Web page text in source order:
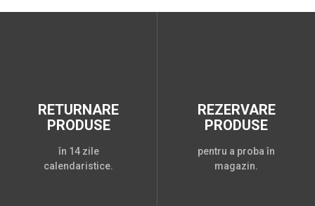
RETURNARE
PRODUSE
în 14 zile
calendaristice.
REZERVARE
PRODUSE
pentru a proba în
magazin.